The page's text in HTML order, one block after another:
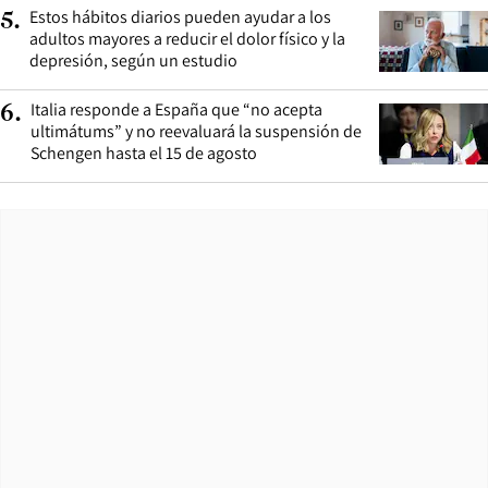
5. Estos hábitos diarios pueden ayudar a los
adultos mayores a reducir el dolor físico y la
depresión, según un estudio
6. Italia responde a España que “no acepta
ultimátums” y no reevaluará la suspensión de
Schengen hasta el 15 de agosto